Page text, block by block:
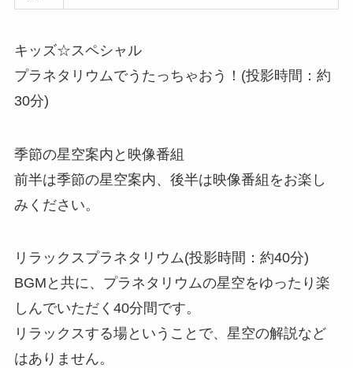
キッズ☆スペシャル
プラネタリウムでうたっちゃおう！(投影時間：約
30分)
季節の星空案内と映像番組
前半は季節の星空案内、後半は映像番組をお楽し
みください。
リラックスプラネタリウム(投影時間：約40分)
BGMと共に、プラネタリウムの星空をゆったり楽
しんでいただく40分間です。
リラックスする場ということで、星空の解説など
はありません。